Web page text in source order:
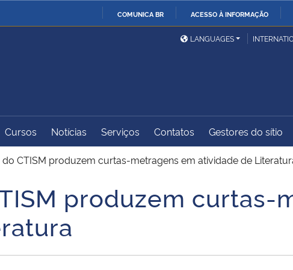
COMUNICA BR ACESSO À INFORMAÇÃO
Ministério da Defesa
Ministério das Relações
Exteriores
Ministério do
Desenvolvimento Regional
Controladoria-Geral da
Advocacia-Geral da União Banco Central do Brasil
LANGUAGES
Cursos Notícias Serviços Contatos Gestores do sítio
do CTISM produzem curtas-metragens em atividade de
produzem curtas-